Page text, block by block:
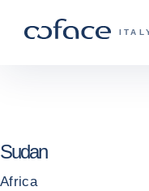
Torna alla Homepage
Sudan
Africa